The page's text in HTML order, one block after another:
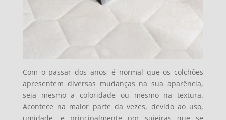
Com o passar dos anos, é normal que os colchões
apresentem diversas mudanças na sua aparência,
seja mesmo a coloridade ou mesmo na textura.
Acontece na maior parte da vezes, devido ao uso,